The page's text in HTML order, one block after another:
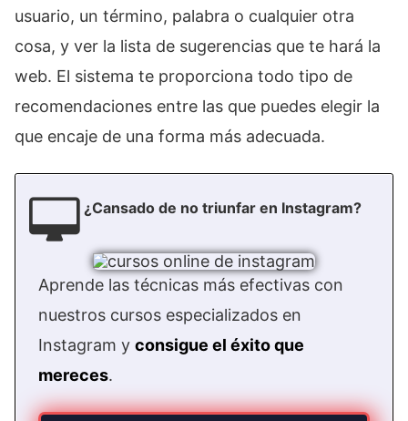
usuario, un término, palabra o cualquier otra
cosa, y ver la lista de sugerencias que te hará la
web. El sistema te proporciona todo tipo de
recomendaciones entre las que puedes elegir la
que encaje de una forma más adecuada.
¿Cansado de no triunfar en Instagram?
Aprende las técnicas más efectivas con
nuestros cursos especializados en
Instagram y consigue el éxito que
mereces.